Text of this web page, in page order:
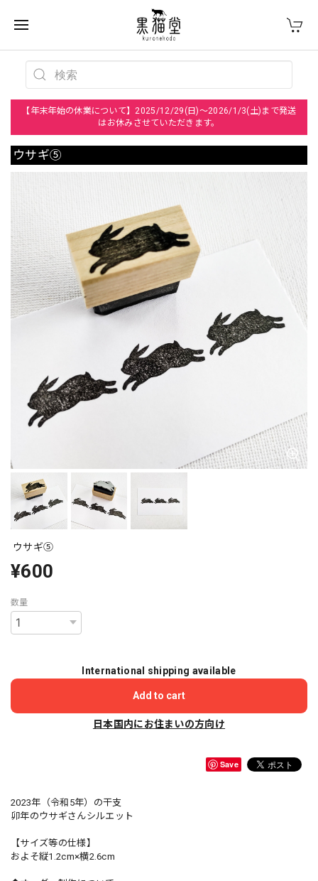
【年末年始の休業について】2025/12/29(日)～2026/1/3(土)まで発送
はお休みさせていただきます。
ウサギ⑤
ウサギ⑤
¥600
数量
International shipping available
Add to cart
日本国内にお住まいの方向け
Save
2023年（令和5年）の干支
卯年のウサギさんシルエット
【サイズ等の仕様】
およそ縦1.2cm×横2.6cm